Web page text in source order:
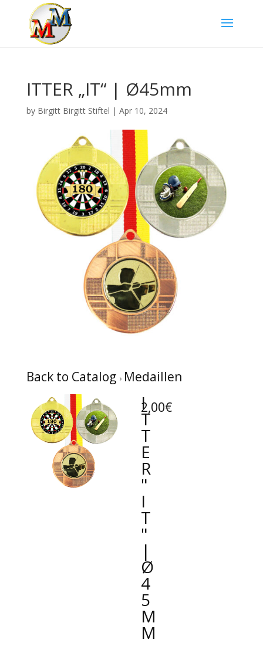
ITTER „IT“ | Ø45mm
by Birgitt Birgitt Stiftel | Apr 10, 2024
Back to Catalog Medaillen
I
T
T
E
R
"
I
T
"
|
Ø
4
5
M
M
2,00€